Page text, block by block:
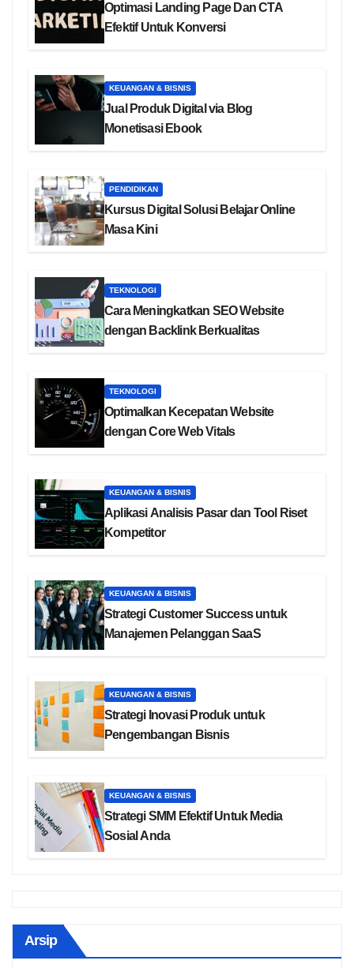
Optimasi Landing Page Dan CTA
Efektif Untuk Konversi
KEUANGAN & BISNIS
Jual Produk Digital via Blog
Monetisasi Ebook
PENDIDIKAN
Kursus Digital Solusi Belajar Online
Masa Kini
TEKNOLOGI
Cara Meningkatkan SEO Website
dengan Backlink Berkualitas
TEKNOLOGI
Optimalkan Kecepatan Website
dengan Core Web Vitals
KEUANGAN & BISNIS
Aplikasi Analisis Pasar dan Tool Riset
Kompetitor
KEUANGAN & BISNIS
Strategi Customer Success untuk
Manajemen Pelanggan SaaS
KEUANGAN & BISNIS
Strategi Inovasi Produk untuk
Pengembangan Bisnis
KEUANGAN & BISNIS
Strategi SMM Efektif Untuk Media
Sosial Anda
Arsip